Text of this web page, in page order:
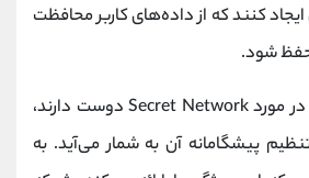
کنند که از داده‌های کاربر محافظت
حفظ شود.
چیزی که معمولا افراد در مورد Secret Network دوست دارند،
پیشگامانه آن به شمار می‌آید. به